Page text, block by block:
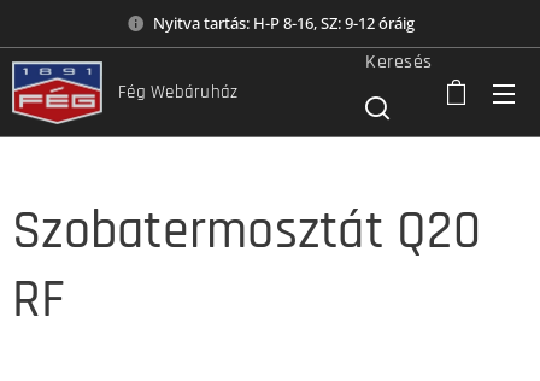
Nyitva tartás: H-P 8-16, SZ: 9-12 óráig
Fég Webáruház
Keresés
Szobatermosztát Q20
RF